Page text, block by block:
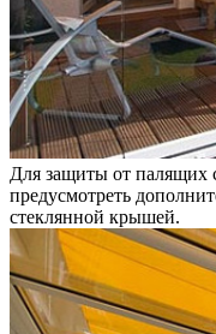
Для защиты от палящих
предусмотреть
стеклянной крышей.